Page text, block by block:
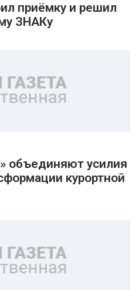
приёмку и решил
ЗНАКу
объединяют усилия
курортной